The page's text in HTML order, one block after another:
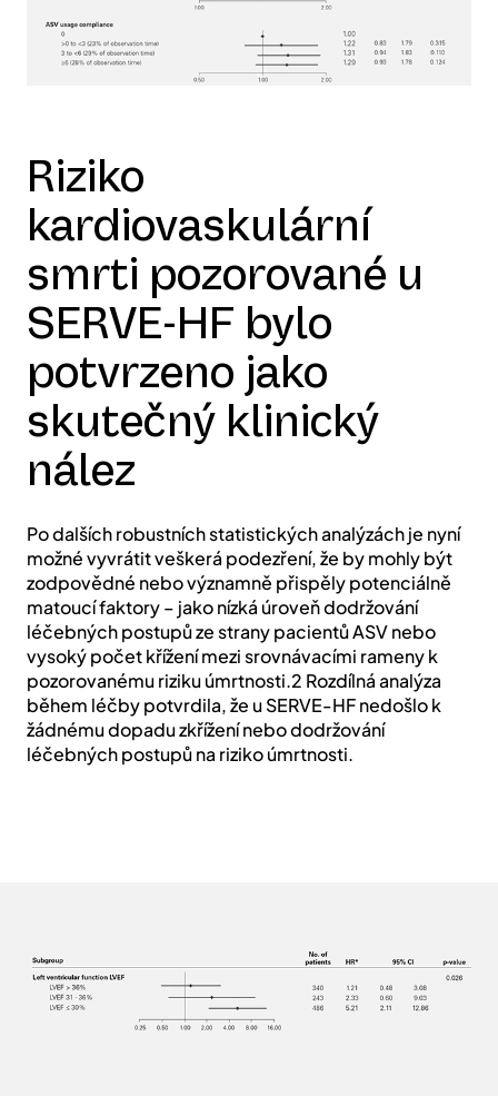
Riziko
kardiovaskulární
smrti pozorované u
SERVE-HF bylo
potvrzeno jako
skutečný klinický
nález
Po dalších robustních statistických analýzách je nyní
možné vyvrátit veškerá podezření, že by mohly být
zodpovědné nebo významně přispěly potenciálně
matoucí faktory – jako nízká úroveň dodržování
léčebných postupů ze strany pacientů ASV nebo
vysoký počet křížení mezi srovnávacími rameny k
pozorovanému riziku úmrtnosti.2 Rozdílná analýza
během léčby potvrdila, že u SERVE-HF nedošlo k
žádnému dopadu zkřížení nebo dodržování
léčebných postupů na riziko úmrtnosti.